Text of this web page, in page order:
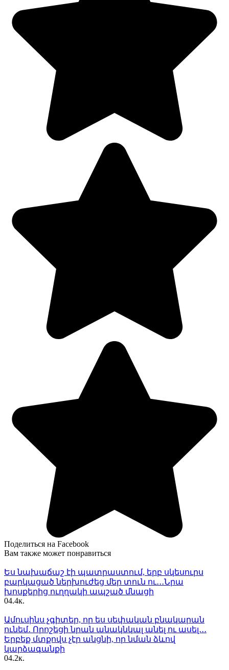
Поделиться на Facebook
Вам также может понравиться
Ես նախաճաշ էի պատրաստում, երբ սկեսուրս
բարկացած ներխուժեց մեր տուն ու․․․Նրա
խոսքերից ուղղակի ապշած մնացի
04.4к.
Ամուսինս չգիտեր, որ ես սեփական բնակարան
ունեմ․ Որոշեցի նրան անակնկալ անել ու ասել․․․
Երբեք մտքովս չէր անցնի, որ նման ձևով
կարձագանքի
04.2к.